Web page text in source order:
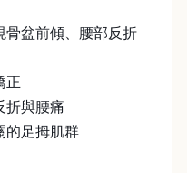
骨盆前傾、腰部反折
正
折與腰痛
的足拇肌群